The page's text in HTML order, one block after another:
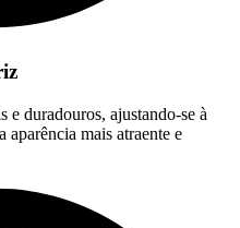
e duradouros, ajustando-se à
aparência mais atraente e